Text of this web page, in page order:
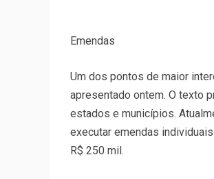
Emendas
Um dos pontos de maior
apresentado ontem. O texto
estados e municípios.
executar emendas
R$ 250 mil.